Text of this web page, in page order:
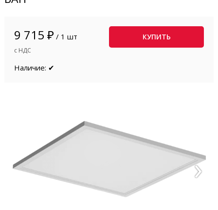
9 715 ₽ / 1 шт
с НДС
КУПИТЬ
Наличие: ✔